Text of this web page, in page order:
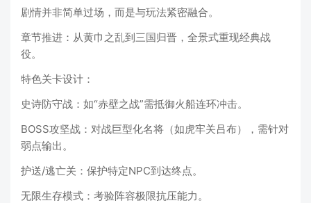
剧情并非简单过场，而是与玩法紧密融合。
章节推进：从黄巾之乱到三国归晋，全景式重现经典战
役。
特色关卡设计：
史诗防守战：如“赤壁之战”需抵御火船连环冲击。
BOSS攻坚战：对战巨型化名将（如虎牢关吕布），需针对
弱点输出。
护送/逃亡关：保护特定NPC到达终点。
无限生存模式：考验阵容极限抗压能力。